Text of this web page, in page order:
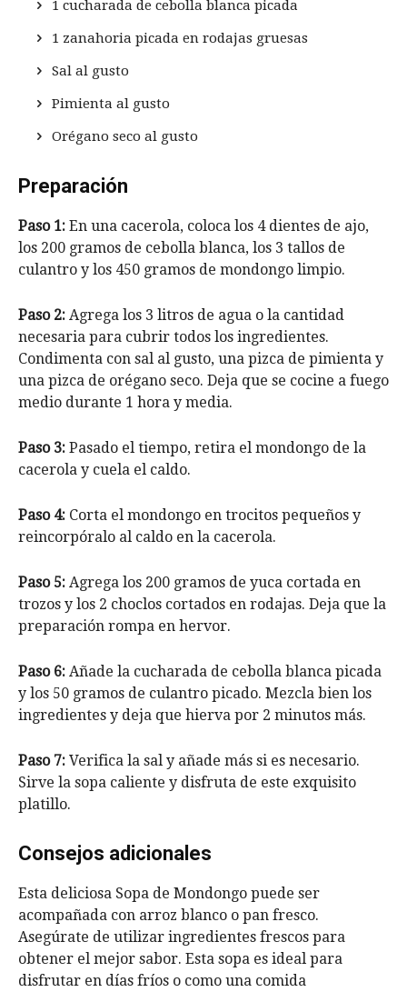
1 cucharada de cebolla blanca picada
1 zanahoria picada en rodajas gruesas
Sal al gusto
Pimienta al gusto
Orégano seco al gusto
Preparación
Paso 1: En una cacerola, coloca los 4 dientes de ajo,
los 200 gramos de cebolla blanca, los 3 tallos de
culantro y los 450 gramos de mondongo limpio.
Paso 2: Agrega los 3 litros de agua o la cantidad
necesaria para cubrir todos los ingredientes.
Condimenta con sal al gusto, una pizca de pimienta y
una pizca de orégano seco. Deja que se cocine a fuego
medio durante 1 hora y media.
Paso 3: Pasado el tiempo, retira el mondongo de la
cacerola y cuela el caldo.
Paso 4: Corta el mondongo en trocitos pequeños y
reincorpóralo al caldo en la cacerola.
Paso 5: Agrega los 200 gramos de yuca cortada en
trozos y los 2 choclos cortados en rodajas. Deja que la
preparación rompa en hervor.
Paso 6: Añade la cucharada de cebolla blanca picada
y los 50 gramos de culantro picado. Mezcla bien los
ingredientes y deja que hierva por 2 minutos más.
Paso 7: Verifica la sal y añade más si es necesario.
Sirve la sopa caliente y disfruta de este exquisito
platillo.
Consejos adicionales
Esta deliciosa Sopa de Mondongo puede ser
acompañada con arroz blanco o pan fresco.
Asegúrate de utilizar ingredientes frescos para
obtener el mejor sabor. Esta sopa es ideal para
disfrutar en días fríos o como una comida